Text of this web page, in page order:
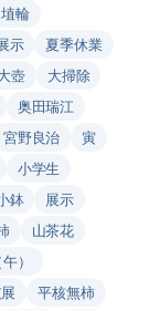
埴輪
示
夏季休業
壺
大掃除
奥田瑞江
宮野良治
寅
小学生
鉢
展示
山茶花
）
平核無柿